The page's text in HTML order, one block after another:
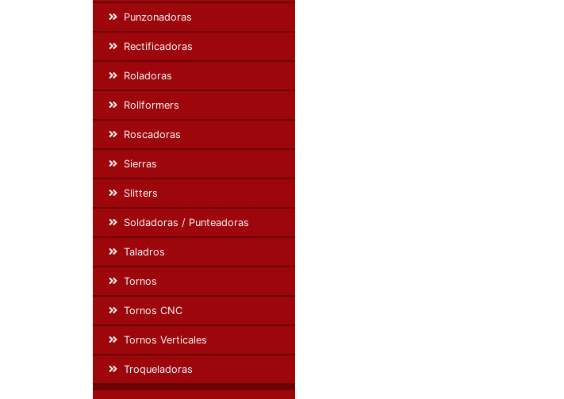
Punzonadoras
Rectificadoras
Roladoras
Rollformers
Roscadoras
Sierras
Slitters
Soldadoras / Punteadoras
Taladros
Tornos
Tornos CNC
Tornos Verticales
Troqueladoras